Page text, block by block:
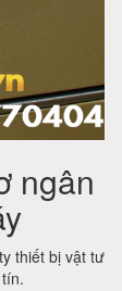
ngân
thiết bị vật tư